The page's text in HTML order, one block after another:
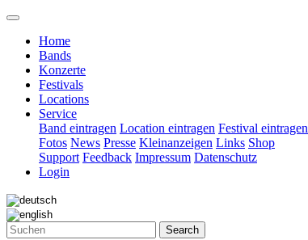
Home
Bands
Konzerte
Festivals
Locations
Service
Band eintragen Location eintragen Festival eintragen
Fotos News Presse Kleinanzeigen Links Shop
Support Feedback Impressum Datenschutz
Login
Search